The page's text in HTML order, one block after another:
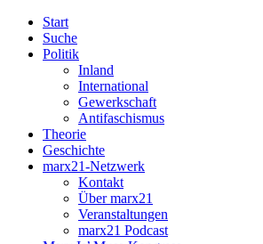
Start
Suche
Politik
Inland
International
Gewerkschaft
Antifaschismus
Theorie
Geschichte
marx21-Netzwerk
Kontakt
Über marx21
Veranstaltungen
marx21 Podcast